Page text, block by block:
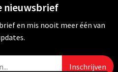
nieuwsbrief
en mis nooit meer één van